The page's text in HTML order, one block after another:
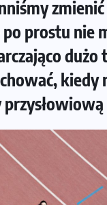
po prostu nie
dużo
kiedy